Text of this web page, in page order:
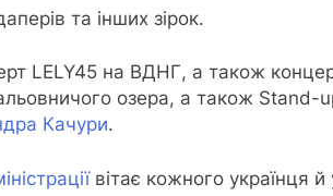
та інших зірок.
LELY45 на ВДНГ, а також
озера, а також Stand-
Качури.
вітає кожного українця й